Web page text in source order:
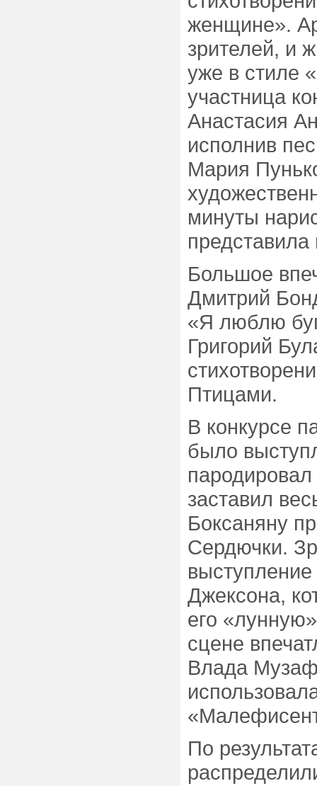
женщине».
зрителей, и
уже в стиле
участница
Анастасия
исполнив
Мария
минуты
представила
Большое
Дмитрий
«Я люблю
Григорий
Птицами.
В конкурсе
было
заставил
Боксаняну
Сердючки.
Джексона,
его
сцене
Влада
По